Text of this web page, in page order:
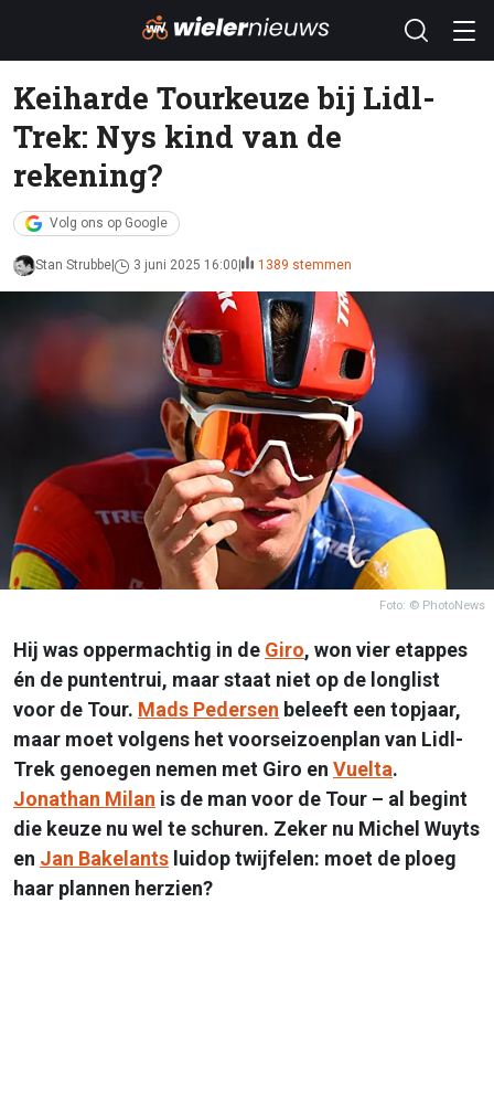
Keiharde Tourkeuze bij Lidl-
Trek: Nys kind van de
rekening?
Volg ons op Google
Stan Strubbe 3 juni 2025 16:00 1389 stemmen
Foto: © PhotoNews
Hij was oppermachtig in de Giro, won vier etappes
én de puntentrui, maar staat niet op de longlist
voor de Tour. Mads Pedersen beleeft een topjaar,
maar moet volgens het voorseizoenplan van Lidl-
Trek genoegen nemen met Giro en Vuelta.
Jonathan Milan is de man voor de Tour – al begint
die keuze nu wel te schuren. Zeker nu Michel Wuyts
en Jan Bakelants luidop twijfelen: moet de ploeg
haar plannen herzien?